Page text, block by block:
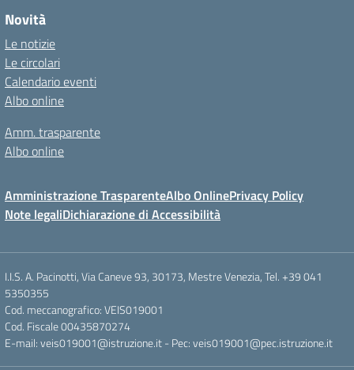
Novità
Le notizie
Le circolari
Calendario eventi
Albo online
Amm. trasparente
Albo online
Amministrazione TrasparenteAlbo OnlinePrivacy Policy
Note legaliDichiarazione di Accessibilità
I.I.S. A. Pacinotti, Via Caneve 93, 30173, Mestre Venezia, Tel. +39 041
5350355
Cod. meccanografico: VEIS019001
Cod. Fiscale 00435870274
E-mail: veis019001@istruzione.it - Pec: veis019001@pec.istruzione.it